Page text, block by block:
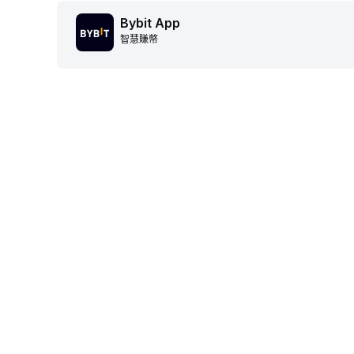
Bybit App
智慧賺幣